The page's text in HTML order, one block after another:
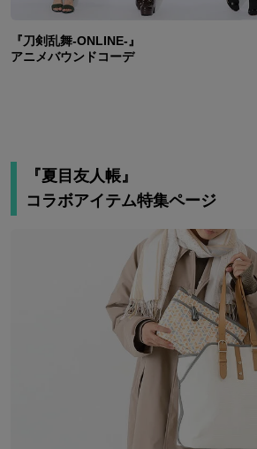
『刀剣乱舞-ONLINE-』
アニメバウンドコーデ
『夏目友人帳』
コラボアイテム特集ページ